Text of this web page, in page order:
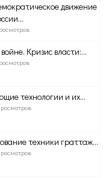
движение
Кризис власти:...
технологии и их...
техники граттаж...